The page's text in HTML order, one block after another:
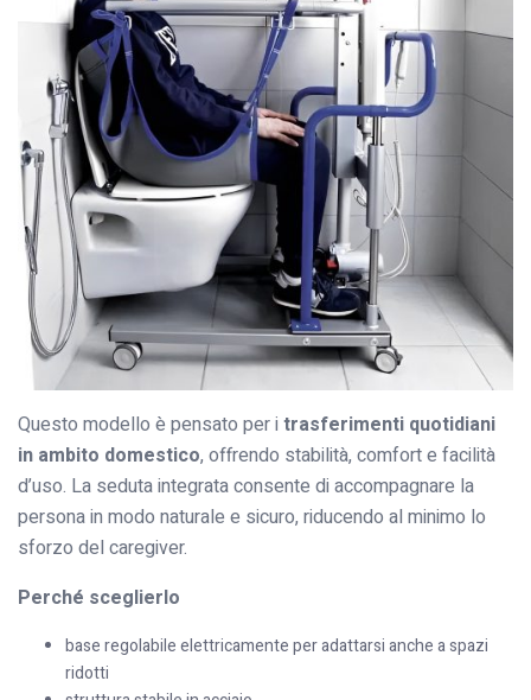
Questo modello è pensato per i trasferimenti quotidiani
in ambito domestico, offrendo stabilità, comfort e facilità
d’uso. La seduta integrata consente di accompagnare la
persona in modo naturale e sicuro, riducendo al minimo lo
sforzo del caregiver.
Perché sceglierlo
base regolabile elettricamente per adattarsi anche a spazi
ridotti